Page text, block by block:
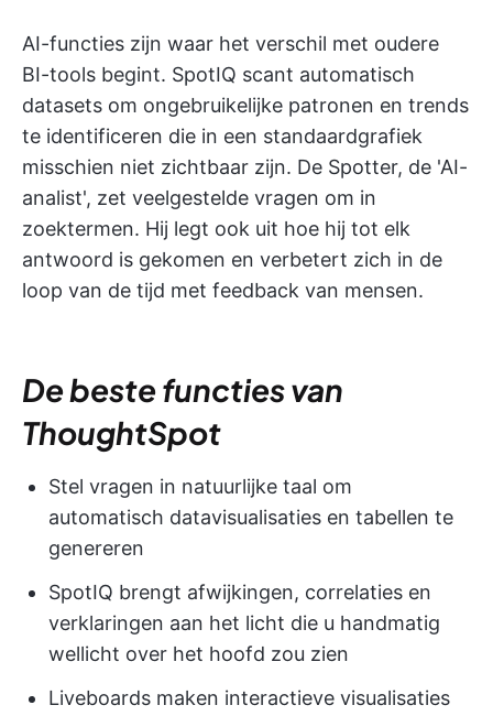
AI-functies zijn waar het verschil met oudere
BI-tools begint. SpotIQ scant automatisch
datasets om ongebruikelijke patronen en trends
te identificeren die in een standaardgrafiek
misschien niet zichtbaar zijn. De Spotter, de 'AI-
analist', zet veelgestelde vragen om in
zoektermen. Hij legt ook uit hoe hij tot elk
antwoord is gekomen en verbetert zich in de
loop van de tijd met feedback van mensen.
De beste functies van
ThoughtSpot
Stel vragen in natuurlijke taal om
automatisch datavisualisaties en tabellen te
genereren
SpotIQ brengt afwijkingen, correlaties en
verklaringen aan het licht die u handmatig
wellicht over het hoofd zou zien
Liveboards maken interactieve visualisaties